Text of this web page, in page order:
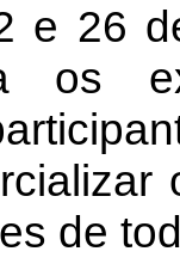
e 26
os
de